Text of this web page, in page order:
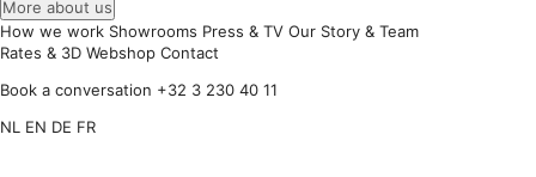
More about us
How we work Showrooms Press & TV Our Story & Team
Rates & 3D Webshop Contact
Book a conversation +32 3 230 40 11
NL EN DE FR